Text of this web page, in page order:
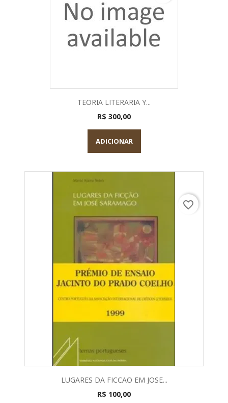
TEORIA LITERARIA Y...
R$ 300,00
ADICIONAR
LUGARES DA FICCAO EM JOSE...
R$ 100,00
favorite_border